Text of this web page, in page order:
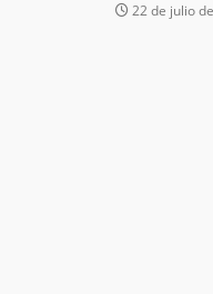
22 de julio